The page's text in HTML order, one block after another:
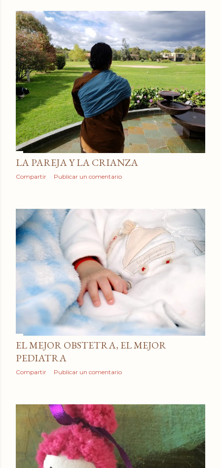
LA PAREJA Y LA CRIANZA
Compartir Publicar un comentario
EL MEJOR OBSTETRA, EL MEJOR
PEDIATRA
Compartir Publicar un comentario